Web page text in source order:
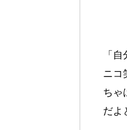
「
ニコ
ちゃ
だよ